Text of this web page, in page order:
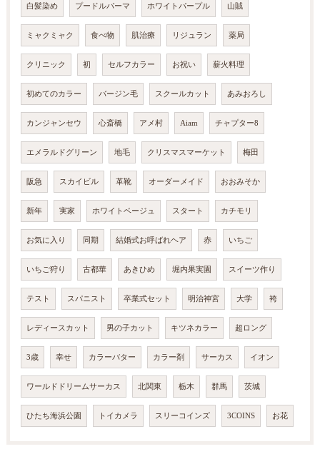
白髪染め プードルパーマ ホワイトパープル 山賊
ミャクミャク 食べ物 肌治療 リジュラン 薬局
クリニック 初 セルフカラー お祝い 薪火料理
初めてのカラー バージン毛 スクールカット あみおろし
カンジャンセウ 心斎橋 アメ村 Aiam チャプター8
エメラルドグリーン 地毛 クリスマスマーケット 梅田
阪急 スカイビル 革靴 オーダーメイド おおみそか
新年 実家 ホワイトベージュ スタート カチモリ
お気に入り 同期 結婚式お呼ばれヘア 赤 いちご
いちご狩り 古都華 あきひめ 堀内果実園 スイーツ作り
テスト スパニスト 卒業式セット 明治神宮 大学 袴
レディースカット 男の子カット キツネカラー 超ロング
3歳 幸せ カラーバター カラー剤 サーカス イオン
ワールドドリームサーカス 北関東 栃木 群馬 茨城
ひたち海浜公園 トイカメラ スリーコインズ 3COINS お花